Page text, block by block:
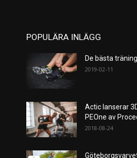
POPULÄRA INLÄGG
De bästa
2019-02-11
Actic lanserar
PEOne av
2018-08-24